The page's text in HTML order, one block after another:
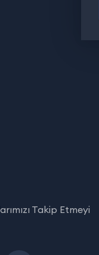
Takip Etmeyi